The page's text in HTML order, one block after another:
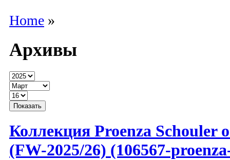
Home »
Архивы
Коллекция Proenza Schouler
(FW-2025/26) (106567-